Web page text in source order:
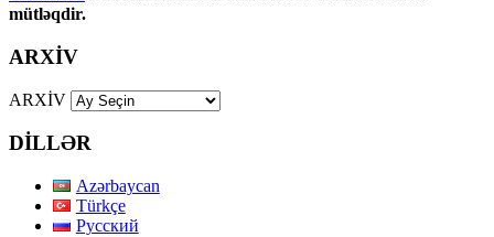
mütləqdir.
ARXİV
ARXİV
DİLLƏR
Azərbaycan
Türkçe
Русский